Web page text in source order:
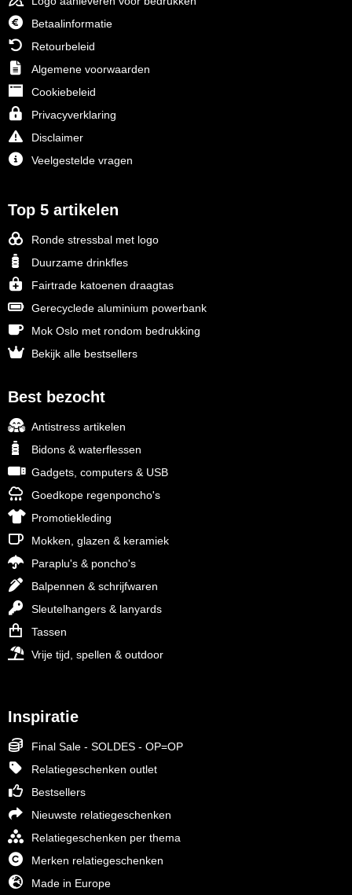
Betaalinformatie
Retourbeleid
Algemene voorwaarden
Cookiebeleid
Privacyverklaring
Disclaimer
Veelgestelde vragen
Top 5 artikelen
Ronde stressbal met logo
Duurzame drinkfles
Fairtrade katoenen draagtas
Gerecyclede aluminium powerbank
Mok Oslo met rondom bedrukking
Bekijk alle bestsellers
Best bezocht
Antistress artikelen
Bidons & waterflessen
Gadgets, computers & USB
Goedkope regenponcho's
Promotiekleding
Mokken, glazen & keramiek
Paraplu's & poncho's
Balpennen & schrijfwaren
Sleutelhangers & lanyards
Tassen
Vrije tijd, spellen & outdoor
Inspiratie
Final Sale - SOLDES - OP=OP
Relatiegeschenken outlet
Bestsellers
Nieuwste relatiegeschenken
Relatiegeschenken per thema
Merken relatiegeschenken
Made in Europe